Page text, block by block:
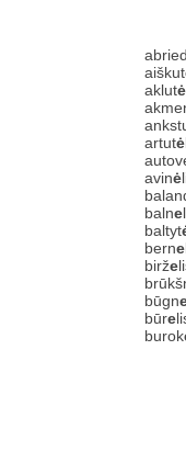
abried
aiškut
aklutė
artutė
avinė
balne
baltyt
berne
birže
būgn
būre
burok